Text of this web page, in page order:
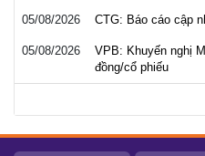
05/08/2026 CTG: Báo cáo cập
05/08/2026
VPB: Khuyến nghị
đồng/cổ phiếu